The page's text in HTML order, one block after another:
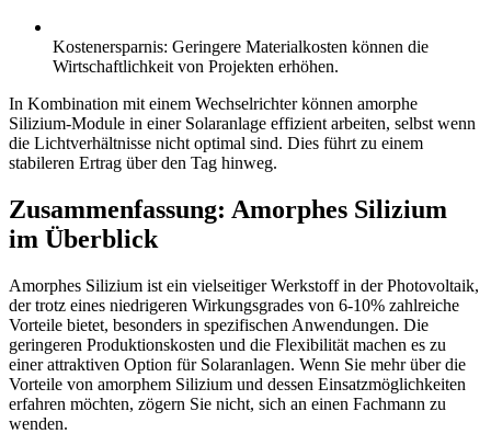
Kostenersparnis: Geringere Materialkosten können die
Wirtschaftlichkeit von Projekten erhöhen.
In Kombination mit einem Wechselrichter können amorphe
Silizium-Module in einer Solaranlage effizient arbeiten, selbst wenn
die Lichtverhältnisse nicht optimal sind. Dies führt zu einem
stabileren Ertrag über den Tag hinweg.
Zusammenfassung: Amorphes Silizium
im Überblick
Amorphes Silizium ist ein vielseitiger Werkstoff in der Photovoltaik,
der trotz eines niedrigeren Wirkungsgrades von 6-10% zahlreiche
Vorteile bietet, besonders in spezifischen Anwendungen. Die
geringeren Produktionskosten und die Flexibilität machen es zu
einer attraktiven Option für Solaranlagen. Wenn Sie mehr über die
Vorteile von amorphem Silizium und dessen Einsatzmöglichkeiten
erfahren möchten, zögern Sie nicht, sich an einen Fachmann zu
wenden.